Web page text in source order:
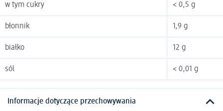
w tym cukry < 0,5 g
błonnik 1,9 g
białko 12 g
sól < 0,01 g
Informacje dotyczące przechowywania